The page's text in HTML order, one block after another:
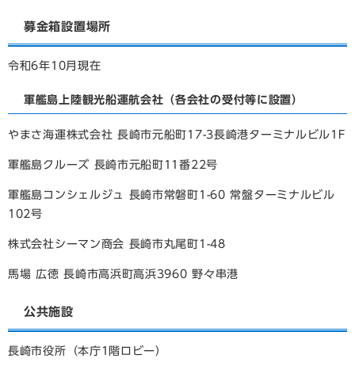
募金箱設置場所
令和6年10月現在
軍艦島上陸観光船運航会社（各会社の受付等に設置）
やまさ海運株式会社 長崎市元船町17-3長崎港ターミナルビル1F
軍艦島クルーズ 長崎市元船町11番22号
軍艦島コンシェルジュ 長崎市常磐町1-60 常盤ターミナルビル
102号
株式会社シーマン商会 長崎市丸尾町1-48
馬場 広徳 長崎市高浜町高浜3960 野々串港
公共施設
長崎市役所（本庁1階ロビー）